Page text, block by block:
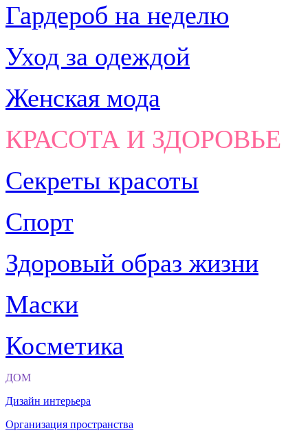
Гардероб на неделю
Уход за одеждой
Женская мода
КРАСОТА И ЗДОРОВЬЕ
Секреты красоты
Спорт
Здоровый образ жизни
Маски
Косметика
ДОМ
Дизайн интерьера
Организация пространства